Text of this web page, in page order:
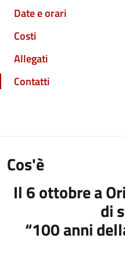
Date e orari
Costi
Allegati
Contatti
Cos'è
Il 6 ottobre a
di
“100 anni